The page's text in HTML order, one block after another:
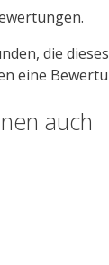
die
eine
auch